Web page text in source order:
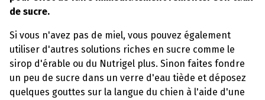
de sucre.
Si vous n'avez pas de miel, vous pouvez également
utiliser d'autres solutions riches en sucre comme le
sirop d'érable ou du Nutrigel plus. Sinon faites fondre
un peu de sucre dans un verre d'eau tiède et déposez
quelques gouttes sur la langue du chien à l'aide d'une